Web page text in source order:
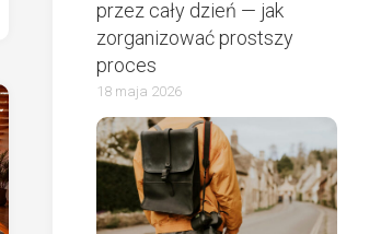
przez cały dzień — jak
zorganizować prostszy
proces
18 maja 2026